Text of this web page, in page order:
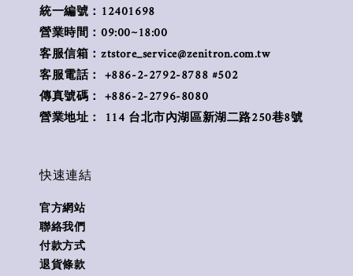
統一編號：12401698
營業時間：09:00~18:00
客服信箱：ztstore_service@zenitron.com.tw
客服電話： +886-2-2792-8788 #502
傳真號碼： +886-2-2796-8080
營業地址： 114 台北市內湖區新湖二路250巷8號
快速連結
官方網站
聯絡我們
付款方式
退貨條款